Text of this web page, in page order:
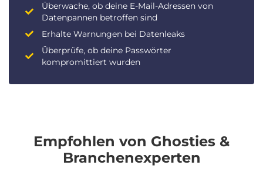
Überwache, ob deine E-Mail-Adressen von
Datenpannen betroffen sind
Erhalte Warnungen bei Datenleaks
Überprüfe, ob deine Passwörter
kompromittiert wurden
Empfohlen von Ghosties &
Branchenexperten